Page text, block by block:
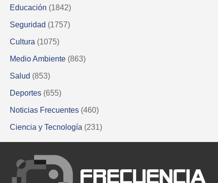
Educación (1842)
Seguridad (1757)
Cultura (1075)
Medio Ambiente (863)
Salud (853)
Deportes (655)
Noticias Frecuentes (460)
Ciencia y Tecnología (231)